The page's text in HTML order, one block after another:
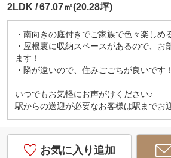
2LDK 67.07㎡(20.28坪)
・南向きの庭付きでご家族で色々楽しめ
・屋根裏に収納スペースがあるので、お
ます！
・隣が遠いので、住みごごちが良いです！
いつでもお気軽にお声がけください♪
駅からの送迎が必要なお客様は駅までお
お気に入り追加